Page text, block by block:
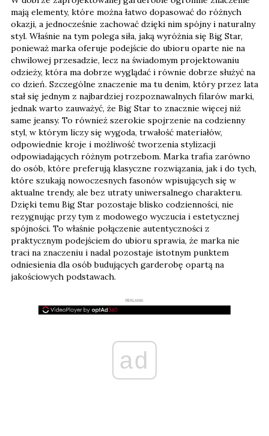
mają elementy, które można łatwo dopasować do różnych
okazji, a jednocześnie zachować dzięki nim spójny i naturalny
styl. Właśnie na tym polega siła, jaką wyróżnia się Big Star,
ponieważ marka oferuje podejście do ubioru oparte nie na
chwilowej przesadzie, lecz na świadomym projektowaniu
odzieży, która ma dobrze wyglądać i równie dobrze służyć na
co dzień. Szczególne znaczenie ma tu denim, który przez lata
stał się jednym z najbardziej rozpoznawalnych filarów marki,
jednak warto zauważyć, że Big Star to znacznie więcej niż
same jeansy. To również szerokie spojrzenie na codzienny
styl, w którym liczy się wygoda, trwałość materiałów,
odpowiednie kroje i możliwość tworzenia stylizacji
odpowiadających różnym potrzebom. Marka trafia zarówno
do osób, które preferują klasyczne rozwiązania, jak i do tych,
które szukają nowoczesnych fasonów wpisujących się w
aktualne trendy, ale bez utraty uniwersalnego charakteru.
Dzięki temu Big Star pozostaje blisko codzienności, nie
rezygnując przy tym z modowego wyczucia i estetycznej
spójności. To właśnie połączenie autentyczności z
praktycznym podejściem do ubioru sprawia, że marka nie
traci na znaczeniu i nadal pozostaje istotnym punktem
odniesienia dla osób budujących garderobę opartą na
jakościowych podstawach.
REKLAMA
ad